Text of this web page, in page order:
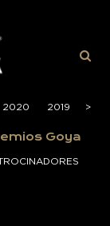
2020 2019 2018
>
Goya